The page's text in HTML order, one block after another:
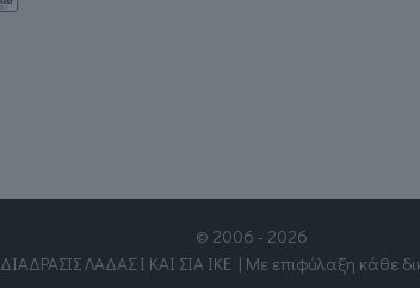
© 2006 - 2026
ΔΙΑΔΡΑΣΙΣ ΛΑΔΑΣ Ι ΚΑΙ ΣΙΑ ΙΚΕ | Με επιφύλαξη κάθε